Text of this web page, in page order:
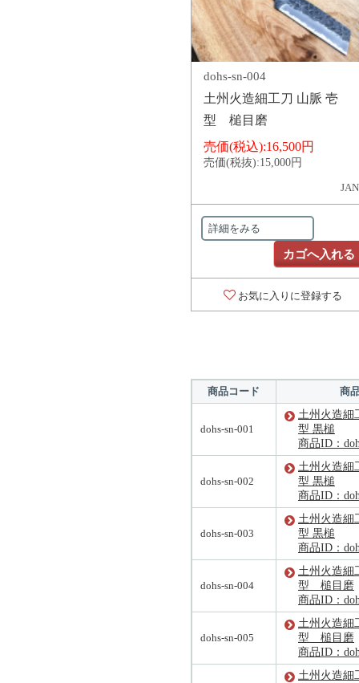
dohs-sn-004
土州火造細工刀 山脈 壱
型 槌目磨
売価(税込):16,500円
売価(税抜):15,000円
詳細をみる
カゴへ入れる
お気に入りに登録する
商品コード 商
dohs-sn-001
土州火造細
型 黒槌
商品ID：
dohs-sn-002
土州火造細
型 黒槌
商品ID：
dohs-sn-003
土州火造細
型 黒槌
商品ID：
dohs-sn-004
土州火造細
型 槌目磨
商品ID：
dohs-sn-005
土州火造細
型 槌目磨
商品ID：
土州火造細